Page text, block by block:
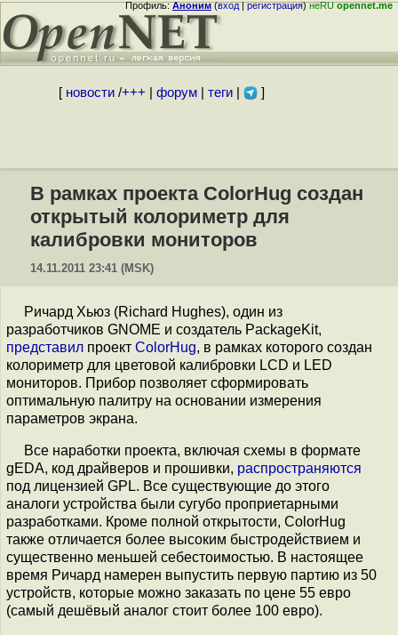
Профиль:Аноним(вход|регистрация)неRUopennet.me
[ новости/+++ форум| теги| ]
В рамках проекта ColorHug создан
открытый колориметр для
калибровки мониторов
14.11.2011 23:41 (MSK)
Ричард Хьюз (Richard Hughes), один из
разработчиков GNOME и создатель PackageKit,
представил проект ColorHug, в рамках которого создан
колориметр для цветовой калибровки LCD и LED
мониторов. Прибор позволяет сформировать
оптимальную палитру на основании измерения
параметров экрана.
Все наработки проекта, включая схемы в формате
gEDA, код драйверов и прошивки, распространяются
под лицензией GPL. Все существующие до этого
аналоги устройства были сугубо проприетарными
разработками. Кроме полной открытости, ColorHug
также отличается более высоким быстродействием и
существенно меньшей себестоимостью. В настоящее
время Ричард намерен выпустить первую партию из 50
устройств, которые можно заказать по цене 55 евро
(самый дешёвый аналог стоит более 100 евро).